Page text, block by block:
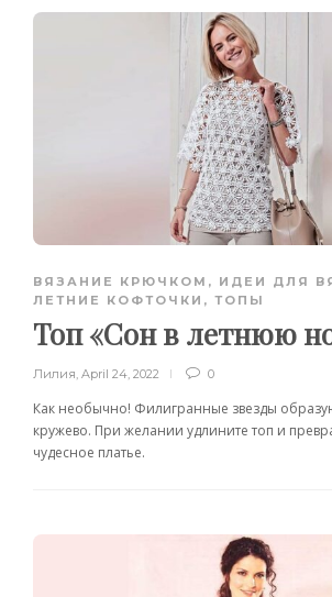
ВЯЗАНИЕ КРЮЧКОМ , ИДЕИ ДЛЯ
ЛЕТНИЕ КОФТОЧКИ, ТОПЫ
Топ «Сон в летнюю
Лилия April 24, 2022 0
Как необычно! Филигранные звезды
кружево. При желании удлините топ и
чудесное платье.